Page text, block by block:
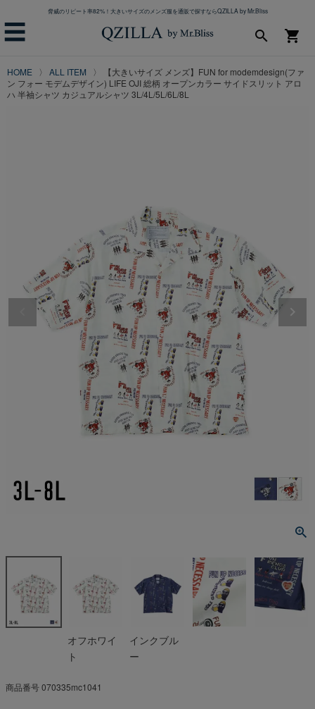
脅威のリピート率82%！大きいサイズのメンズ服を通販で探すならQZILLA by Mr.Bliss
☰ shopping_cart
search
HOME ALL ITEM
【大きいサイズ メンズ】FUN for modemdesign(ファ
ン フォー モデムデザイン) LIFE OJI 総柄 オープンカラー サイドスリット アロ
ハ 半袖シャツ カジュアルシャツ 3L/4L/5L/6L/8L
オフホワイ
ト
インクブル
ー
商品番号070335mc1041